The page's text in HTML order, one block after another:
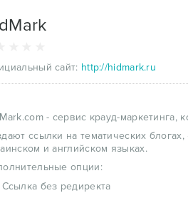
сайт: http://hidmark.ru
- сервис крауд-маркетинга,
ссылки на тематических
и английском языках.
опции:
Ссылка без редиректа